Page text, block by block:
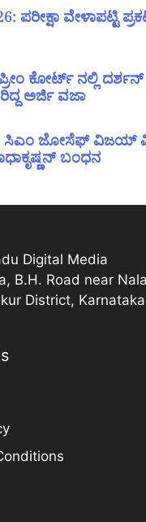
ಪರೀಕ್ಷಾ ವೇಳಾಪಟ್ಟಿ
ಕೋರ್ಟ್ ನಲ್ಲಿ
ಅರ್ಜಿ ವಜಾ
ಸಿಎಂ ಜೋಸೆಫ್ ವಿಜಯ್
ಬಂಧನ
Digital Media
B.H. Road near
District,